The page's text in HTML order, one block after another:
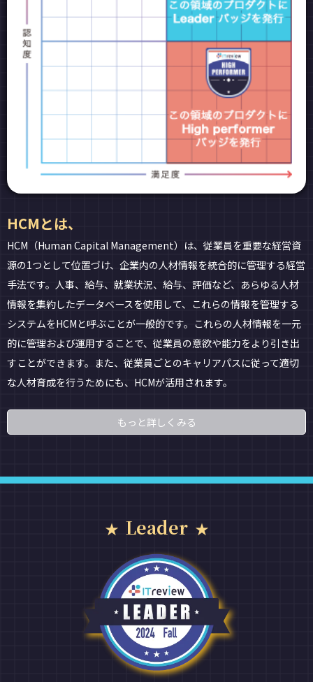
HCMとは、
HCM（Human Capital Management）は、従業員を重要な経営資
源の1つとして位置づけ、企業内の人材情報を統合的に管理する経営
手法です。人事、給与、就業状況、給与、評価など、あらゆる人材
情報を集約したデータベースを使用して、これらの情報を管理する
システムをHCMと呼ぶことが一般的です。これらの人材情報を一元
的に管理および運用することで、従業員の意欲や能力をより引き出
すことができます。また、従業員ごとのキャリアパスに従って適切
な人材育成を行うためにも、HCMが活用されます。
もっと詳しくみる
Leader